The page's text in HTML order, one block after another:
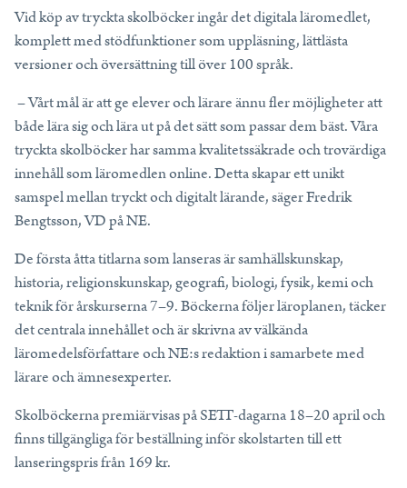
Tips och support
Tips, idéer, webbinarier och hjälp för dig som är lärare.
Läs mer
Lektionstips
Webbinarier & Inspelat
Ta din undervisning till nästa nivå.
Kom igång
Blogg
Frågor och svar
Frågor och svar om våra tjänster, samlade på ett ställe.
Vid köp av tryckta skolböcker ingår det digitala läromedlet,
komplett med stödfunktioner som uppläsning, lättlästa
versioner och översättning till över 100 språk.
– Vårt mål är att ge elever och lärare ännu fler möjligheter att
både lära sig och lära ut på det sätt som passar dem bäst. Våra
tryckta skolböcker har samma kvalitetssäkrade och trovärdiga
innehåll som läromedlen online. Detta skapar ett unikt
samspel mellan tryckt och digitalt lärande, säger Fredrik
Bengtsson, VD på NE.
De första åtta titlarna som lanseras är samhällskunskap,
historia, religionskunskap, geografi, biologi, fysik, kemi och
teknik för årskurserna 7–9. Böckerna följer läroplanen, täcker
det centrala innehållet och är skrivna av välkända
läromedelsförfattare och NE:s redaktion i samarbete med
lärare och ämnesexperter.
Skolböckerna premiärvisas på SETT-dagarna 18–20 april och
finns tillgängliga för beställning inför skolstarten till ett
lanseringspris från 169 kr.